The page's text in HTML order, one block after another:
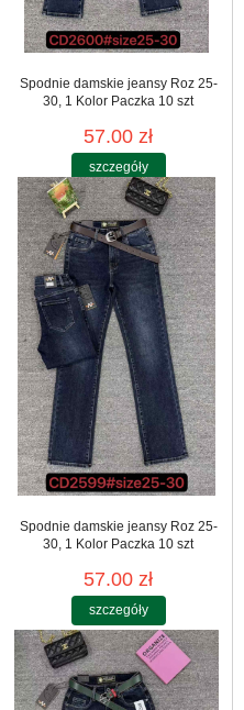
Spodnie damskie jeansy Roz 25-
30, 1 Kolor Paczka 10 szt
57.00 zł
szczegóły
Spodnie damskie jeansy Roz 25-
30, 1 Kolor Paczka 10 szt
57.00 zł
szczegóły